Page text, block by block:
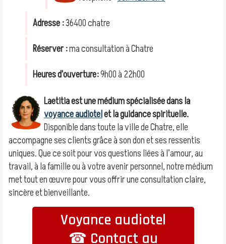
Adresse :36400 chatre
Réserver :ma consultation à Chatre
Heures d'ouverture:9h00 à 22h00
Laetitia est une médium spécialisée dans la
voyance audiotelet la guidance spirituelle.
Disponible dans toute la ville de Chatre, elle
accompagne ses clients grâce à son don et ses ressentis
uniques. Que ce soit pour vos questions liées à l’amour, au
travail, à la famille ou à votre avenir personnel, notre médium
met tout en œuvre pour vous offrir une consultation claire,
sincère et bienveillante.
Voyance audiotel
☎ Contact au